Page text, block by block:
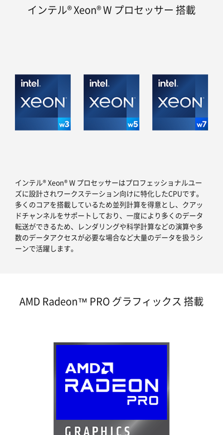
インテル® Xeon® W プロセッサー 搭載
インテル® Xeon® W プロセッサーはプロフェッショナルユー
ズに設計されワークステーション向けに特化したCPUです。
多くのコアを搭載しているため並列計算を得意とし、クアッ
ドチャンネルをサポートしており、一度により多くのデータ
転送ができるため、レンダリングや科学計算などの演算や多
数のデータアクセスが必要な場合など大量のデータを扱うシ
ーンで活躍します。
AMD Radeon™ PRO グラフィックス 搭載